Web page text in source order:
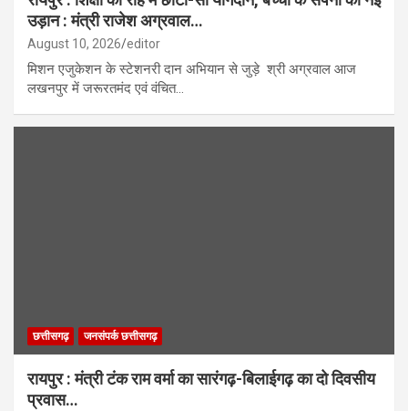
उड़ान : मंत्री राजेश अग्रवाल…
August 10, 2026 editor
मिशन एजुकेशन के स्टेशनरी दान अभियान से जुड़े श्री अग्रवाल आज
लखनपुर में जरूरतमंद एवं वंचित…
छत्तीसगढ़ जनसंपर्क छत्तीसगढ़
रायपुर : मंत्री टंक राम वर्मा का सारंगढ़-बिलाईगढ़ का दो दिवसीय
प्रवास…